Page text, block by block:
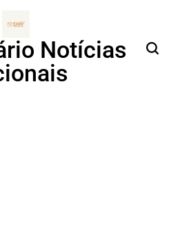
Notícias